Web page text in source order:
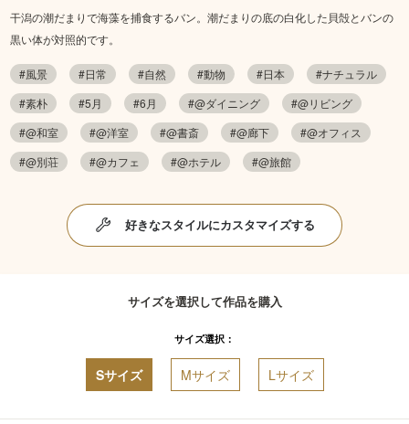
干潟の潮だまりで海藻を捕食するバン。潮だまりの底の白化した貝殻とバンの
黒い体が対照的です。
#風景 #日常 #自然 #動物 #日本
#ナチュラル
#素朴
#5月 #6月 #@ダイニング
#@リビング
#@和室
#@洋室 #@書斎 #@廊下
#@オフィス
#@別荘
#@カフェ #@ホテル #@旅館
好きなスタイルにカスタマイズする
サイズを選択して作品を購入
サイズ選択：
Sサイズ Mサイズ Lサイズ